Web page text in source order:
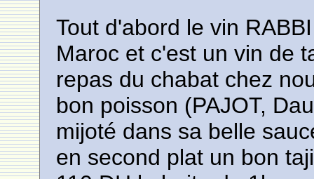
Tout d'abord le vin
Maroc et c'est un vin de
repas du chabat chez
bon poisson (PAJOT,
mijoté dans sa belle
en second plat un bon